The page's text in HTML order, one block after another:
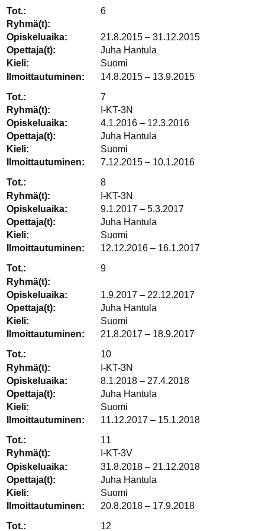
6
21.8.2015 – 31.12.2015
Juha Hantula
Suomi
14.8.2015 – 13.9.2015
7
I-KT-3N
4.1.2016 – 12.3.2016
Juha Hantula
Suomi
7.12.2015 – 10.1.2016
8
I-KT-3N
9.1.2017 – 5.3.2017
Juha Hantula
Suomi
12.12.2016 – 16.1.2017
9
1.9.2017 – 22.12.2017
Juha Hantula
Suomi
21.8.2017 – 18.9.2017
10
I-KT-3N
8.1.2018 – 27.4.2018
Juha Hantula
Suomi
11.12.2017 – 15.1.2018
11
I-KT-3V
31.8.2018 – 21.12.2018
Juha Hantula
Suomi
20.8.2018 – 17.9.2018
12